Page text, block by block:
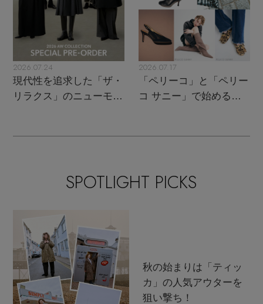
2026.07.24
現代性を追求した「ザ・
リラクス」のニューモダ
2026.07.17
「ペリーコ」と「ペリー
コ サニー」で始める秋
SPOTLIGHT PICKS
秋の始まりは「ティッ
カ」の人気アウターを
狙い撃ち！